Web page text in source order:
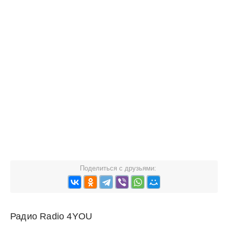
Поделиться с друзьями:
Радио Radio 4YOU